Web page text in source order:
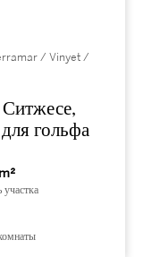
/ Vinyet /
гольфа
участка